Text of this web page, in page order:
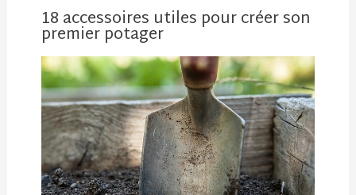
18 accessoires utiles pour créer son
premier potager